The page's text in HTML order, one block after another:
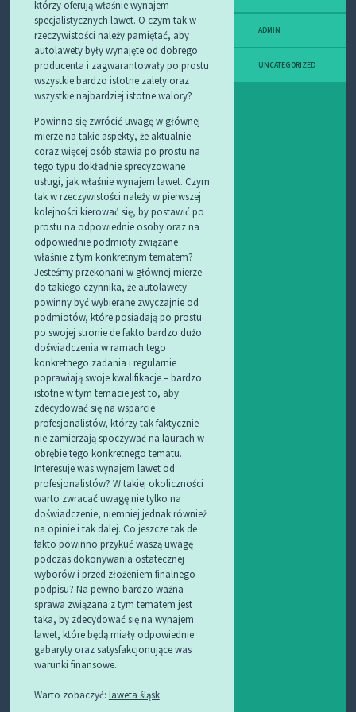
którzy oferują właśnie wynajem
specjalistycznych lawet. O czym tak w
rzeczywistości należy pamiętać, aby
autolawety były wynajęte od dobrego
producenta i zagwarantowały po prostu
wszystkie bardzo istotne zalety oraz
wszystkie najbardziej istotne walory?
Powinno się zwrócić uwagę w głównej
mierze na takie aspekty, że aktualnie
coraz więcej osób stawia po prostu na
tego typu dokładnie sprecyzowane
usługi, jak właśnie wynajem lawet. Czym
tak w rzeczywistości należy w pierwszej
kolejności kierować się, by postawić po
prostu na odpowiednie osoby oraz na
odpowiednie podmioty związane
właśnie z tym konkretnym tematem?
Jesteśmy przekonani w głównej mierze
do takiego czynnika, że autolawety
powinny być wybierane zwyczajnie od
podmiotów, które posiadają po prostu
po swojej stronie de fakto bardzo dużo
doświadczenia w ramach tego
konkretnego zadania i regularnie
poprawiają swoje kwalifikacje – bardzo
istotne w tym temacie jest to, aby
zdecydować się na wsparcie
profesjonalistów, którzy tak faktycznie
nie zamierzają spoczywać na laurach w
obrębie tego konkretnego tematu.
Interesuje was wynajem lawet od
profesjonalistów? W takiej okoliczności
warto zwracać uwagę nie tylko na
doświadczenie, niemniej jednak również
na opinie i tak dalej. Co jeszcze tak de
fakto powinno przykuć waszą uwagę
podczas dokonywania ostatecznej
wyborów i przed złożeniem finalnego
podpisu? Na pewno bardzo ważna
sprawa związana z tym tematem jest
taka, by zdecydować się na wynajem
lawet, które będą miały odpowiednie
gabaryty oraz satysfakcjonujące was
warunki finansowe.
Warto zobaczyć: laweta śląsk.
ADMIN
UNCATEGORIZED